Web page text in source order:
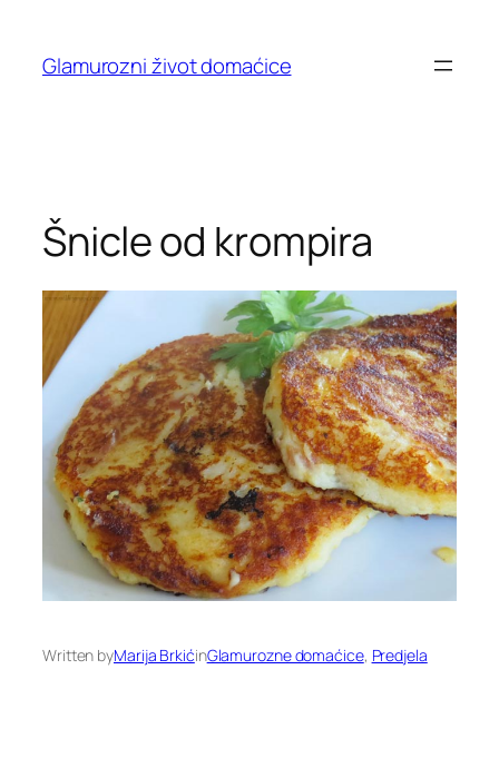
content
Glamurozni život domaćice
Šnicle od krompira
Written byMarija BrkićinGlamurozne domaćice, Predjela